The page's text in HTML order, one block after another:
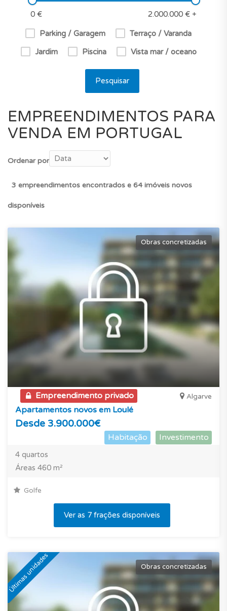
Parking / Garagem
Terraço / Varanda
Jardim
Piscina Vista mar / oceano
Pesquisar
EMPREENDIMENTOS PARA
VENDA EM PORTUGAL
Ordenar por
3 empreendimentos encontrados e 64 imóveis novos
disponíveis
Obras concretizadas
Empreendimento privado Algarve
Apartamentos novos em Loulé
Desde 3.900.000€
Habitação Investimento
4 quartos
Áreas 460 m²
Golfe
Ver as 7 frações disponíveis
Últimas unidades Obras concretizadas